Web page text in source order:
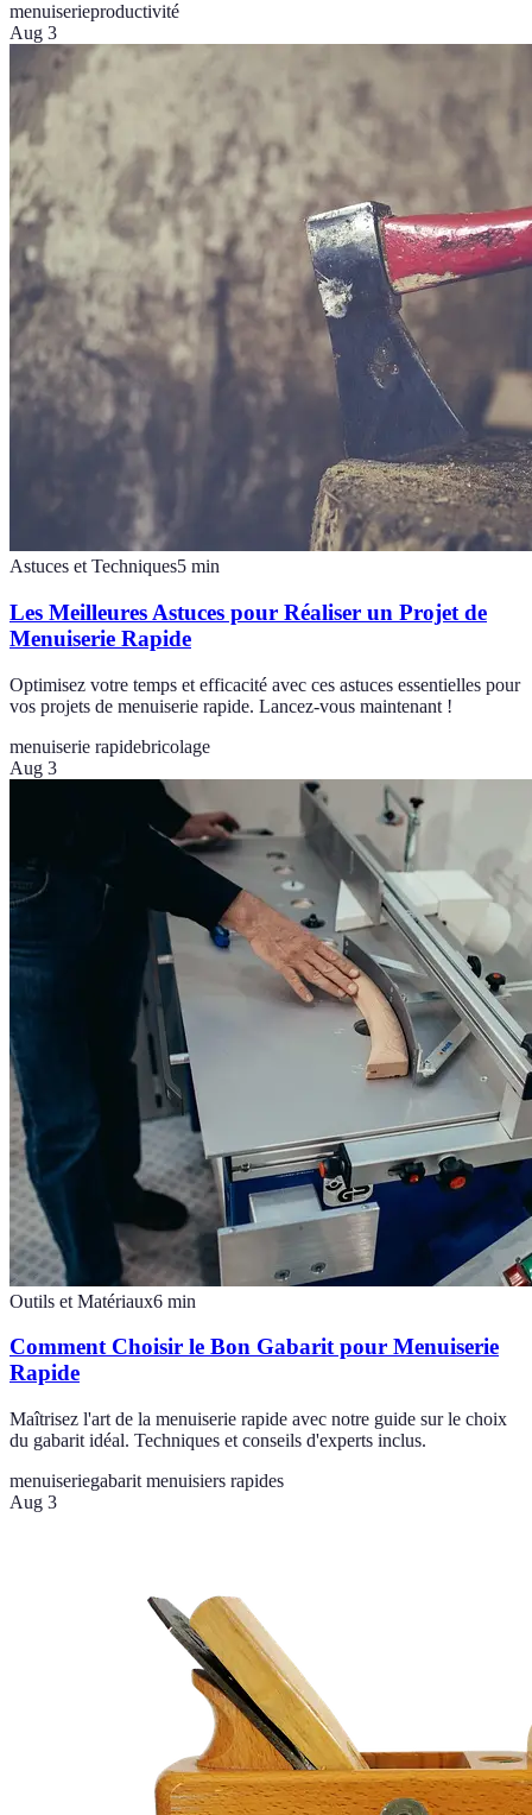
menuiserieproductivité
Aug 3
Astuces et Techniques5 min
Les Meilleures Astuces pour Réaliser un Projet de
Menuiserie Rapide
Optimisez votre temps et efficacité avec ces astuces essentielles pour
vos projets de menuiserie rapide. Lancez-vous maintenant !
menuiserie rapidebricolage
Aug 3
Outils et Matériaux6 min
Comment Choisir le Bon Gabarit pour Menuiserie
Rapide
Maîtrisez l'art de la menuiserie rapide avec notre guide sur le choix
du gabarit idéal. Techniques et conseils d'experts inclus.
menuiseriegabarit menuisiers rapides
Aug 3